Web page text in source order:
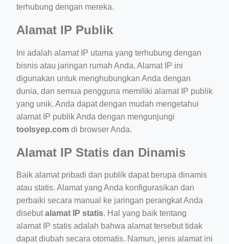
terhubung dengan mereka.
Alamat IP Publik
Ini adalah alamat IP utama yang terhubung dengan
bisnis atau jaringan rumah Anda. Alamat IP ini
digunakan untuk menghubungkan Anda dengan
dunia, dan semua pengguna memiliki alamat IP publik
yang unik. Anda dapat dengan mudah mengetahui
alamat IP publik Anda dengan mengunjungi
toolsyep.com di browser Anda.
Alamat IP Statis dan Dinamis
Baik alamat pribadi dan publik dapat berupa dinamis
atau statis. Alamat yang Anda konfigurasikan dan
perbaiki secara manual ke jaringan perangkat Anda
disebutalamat IP statis. Hal yang baik tentang
alamat IP statis adalah bahwa alamat tersebut tidak
dapat diubah secara otomatis. Namun, jenis alamat ini